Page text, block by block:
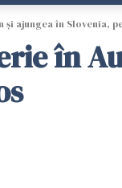
ajungea în Slovenia,
în